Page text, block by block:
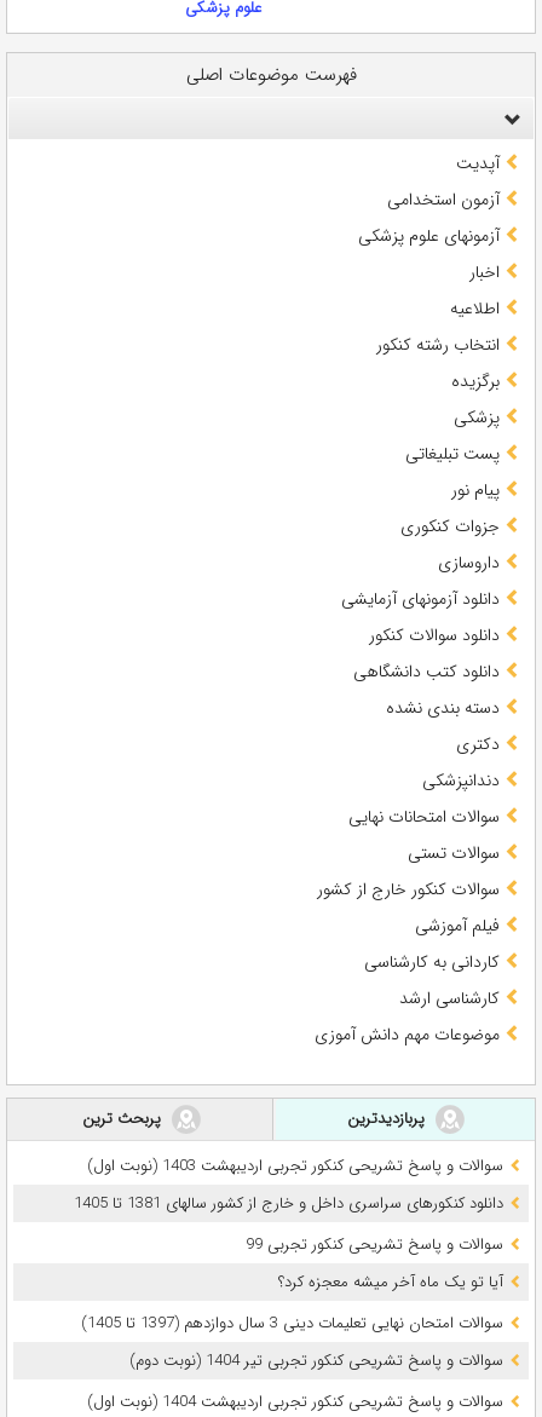
علوم پزشکی
فهرست موضوعات اصلی
آپدیت
آزمون استخدامی
آزمونهای علوم پزشکی
اخبار
اطلاعیه
انتخاب رشته کنکور
برگزیده
پزشکی
پست تبلیغاتی
پیام نور
جزوات کنکوری
داروسازی
دانلود آزمونهای آزمایشی
دانلود سوالات کنکور
دانلود کتب دانشگاهی
دسته بندی نشده
دکتری
دندانپزشکی
سوالات امتحانات نهایی
سوالات تستی
سوالات کنکور خارج از کشور
فیلم آموزشی
کاردانی به کارشناسی
کارشناسی ارشد
موضوعات مهم دانش آموزی
پربازدیدترین
پربحث ترین
سوالات و پاسخ تشریحی کنکور تجربی اردیبهشت 1403 (نوبت اول)
دانلود کنکورهای سراسری داخل و خارج از کشور سالهای 1381 تا 1405
سوالات و پاسخ تشریحی کنکور تجربی 99
آیا تو یک ماه آخر میشه معجزه کرد؟
سوالات امتحان نهایی تعلیمات دینی 3 سال دوازدهم (1397 تا 1405)
سوالات و پاسخ تشریحی کنکور تجربی تیر 1404 (نوبت دوم)
سوالات و پاسخ تشریحی کنکور تجربی اردیبهشت 1404 (نوبت اول)